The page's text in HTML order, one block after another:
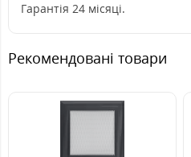
Гарантія 24 місяці.
Рекомендовані товари